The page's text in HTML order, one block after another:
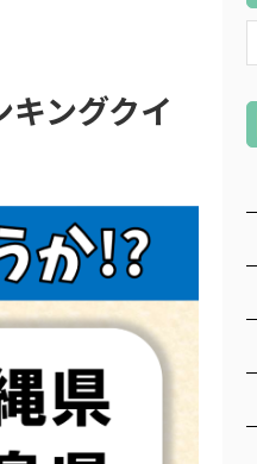
キングクイ